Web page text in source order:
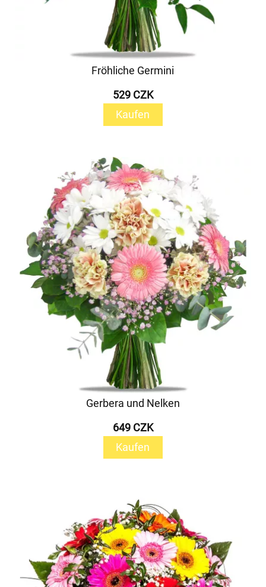
Fröhliche Germini
529 CZK
Kaufen
Gerbera und Nelken
649 CZK
Kaufen